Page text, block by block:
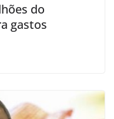
do
gastos